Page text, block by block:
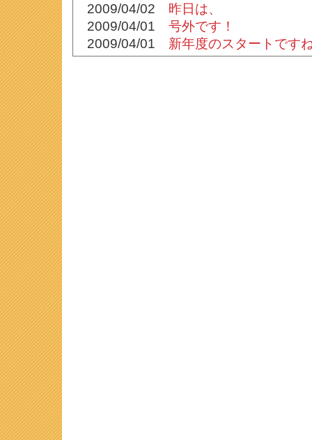
2009/04/02 昨日は、
2009/04/01 号外です！
2009/04/01 新年度のスタートです